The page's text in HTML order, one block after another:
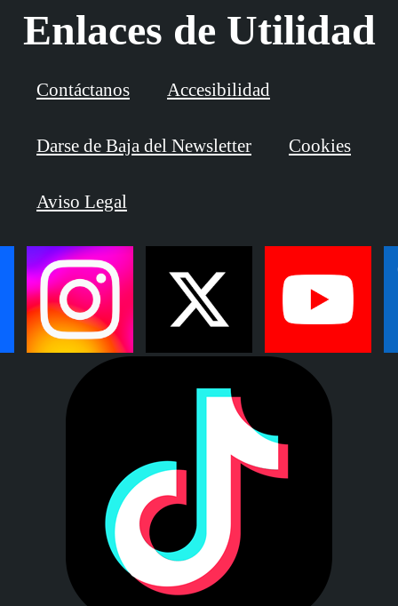
Enlaces de Utilidad
Contáctanos Accesibilidad
Darse de Baja del Newsletter Cookies
Aviso Legal